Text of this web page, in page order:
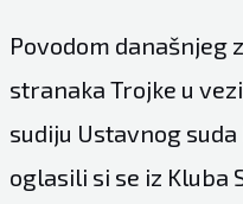
Povodom današnjeg
stranaka Trojke u
sudiju Ustavnog
oglasili si se iz Kluba